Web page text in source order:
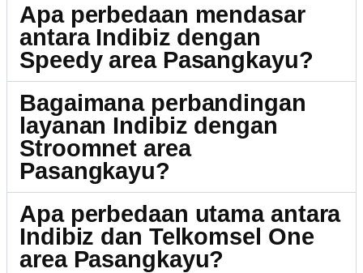
Apa perbedaan mendasar
antara Indibiz dengan
Speedy area Pasangkayu?
Bagaimana perbandingan
layanan Indibiz dengan
Stroomnet area
Pasangkayu?
Apa perbedaan utama antara
Indibiz dan Telkomsel One
area Pasangkayu?